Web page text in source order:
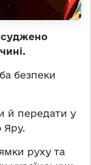
безпеки
й передати у
Яру.
руху та